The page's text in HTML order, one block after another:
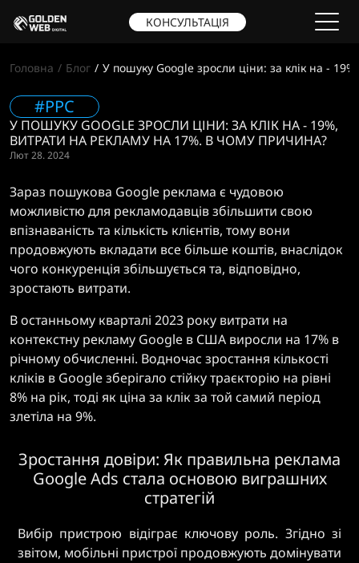
КОНСУЛЬТАЦІЯ
Головна Блог У пошуку Google зросли ціни: за клік на -
#PPC
У ПОШУКУ GOOGLE ЗРОСЛИ ЦІНИ: ЗА КЛІК НА - 19%,
ВИТРАТИ НА РЕКЛАМУ НА 17%. В ЧОМУ ПРИЧИНА?
Лют 28. 2024
Зараз пошукова Google реклама є чудовою
можливістю для рекламодавців збільшити свою
впізнаваність та кількість клієнтів, тому вони
продовжують вкладати все більше коштів, внаслідок
чого конкуренція збільшується та, відповідно,
зростають витрати.
В останньому кварталі 2023 року витрати на
контекстну рекламу Google в США виросли на 17% в
річному обчисленні. Водночас зростання кількості
кліків в Google зберігало стійку траєкторію на рівні
8% на рік, тоді як ціна за клік за той самий період
злетіла на 9%.
Зростання довіри: Як правильна реклама
Google Ads стала основою виграшних
стратегій
Вибір пристрою відіграє ключову роль. Згідно зі
звітом, мобільні пристрої продовжують домінувати